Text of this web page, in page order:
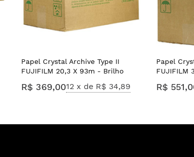
Papel Crystal Archive Type II
FUJIFILM 20,3 X 93m - Brilho
R$ 369,0012 x de R$ 34,89
Papel
FUJIFILM
R$